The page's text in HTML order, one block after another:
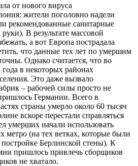
от нового вируса
жители поголовно надели
рекомендованные санитарные
В результате массовой
а вот Европа пострадала
что данные тех лет по умершим
Однако считается, что во
в некоторых районах
Это даже вызвало
– рабочей силы просто не
Германии. Всего в
страны умерло около 60 тысяч
вскоре перестали справляться
умерших начали использовать
метро (на тех ветках, которые были
Берлинской стены). К
пришлось привлечь сборщиков
не хватало.